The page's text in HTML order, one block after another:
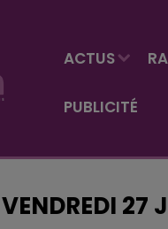
ACTUS
PUBLICITÉ
27